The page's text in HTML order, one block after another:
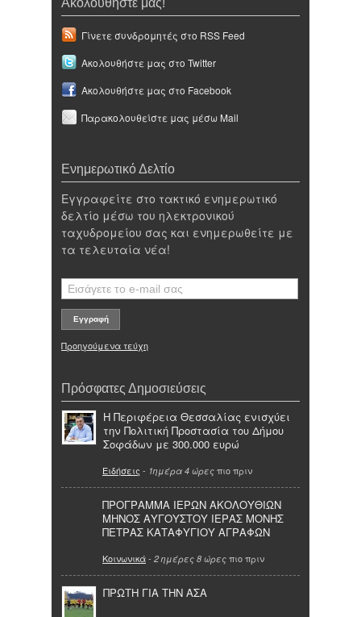
Γίνετε συνδρομητές στο RSS Feed
Ακολουθήστε μας στο Twitter
Ακολουθήστε μας στο Facebook
Παρακολουθείστε μας μέσω Mail
Ενημερωτικό Δελτίο
Εγγραφείτε στο τακτικό ενημερωτικό
δελτίο μέσω του ηλεκτρονικού
ταχυδρομείου σας και ενημερωθείτε με
τα τελευταία νέα!
Προηγούμενα τεύχη
Πρόσφατες Δημοσιεύσεις
Η Περιφέρεια Θεσσαλίας ενισχύει
την Πολιτική Προστασία του Δήμου
Σοφάδων με 300.000 ευρώ
Ειδήσεις - 1ημέρα 4 ώρες πιο πριν
ΠΡΟΓΡΑΜΜΑ ΙΕΡΩΝ ΑΚΟΛΟΥΘΙΩΝ
ΜΗΝΟΣ ΑΥΓΟΥΣΤΟΥ ΙΕΡΑΣ ΜΟΝΗΣ
ΠΕΤΡΑΣ ΚΑΤΑΦΥΓΙΟΥ ΑΓΡΑΦΩΝ
Κοινωνικά- 2 ημέρες 8 ώρες πιο πριν
ΠΡΩΤΗ ΓΙΑ ΤΗΝ ΑΣΑ